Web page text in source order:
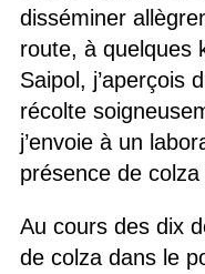
disséminer
route, à quelques
Saipol, j’aperçois
récolte
j’envoie à un
présence de
Au cours des dix
de colza dans le